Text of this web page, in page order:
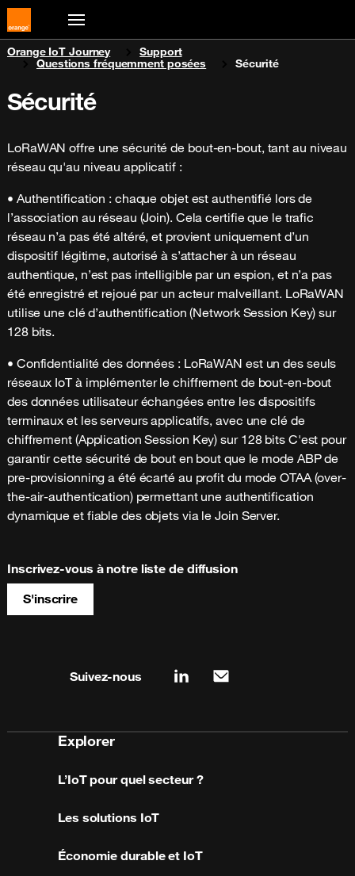
You are here:
Orange IoT Journey
Support
Questions fréquemment posées
Sécurité
Sécurité
LoRaWAN offre une sécurité de bout-en-bout, tant au niveau
réseau qu'au niveau applicatif :
• Authentification : chaque objet est authentifié lors de
l’association au réseau (Join). Cela certifie que le trafic
réseau n’a pas été altéré, et provient uniquement d’un
dispositif légitime, autorisé à s’attacher à un réseau
authentique, n’est pas intelligible par un espion, et n’a pas
été enregistré et rejoué par un acteur malveillant. LoRaWAN
utilise une clé d’authentification (Network Session Key) sur
128 bits.
• Confidentialité des données : LoRaWAN est un des seuls
réseaux IoT à implémenter le chiffrement de bout-en-bout
des données utilisateur échangées entre les dispositifs
terminaux et les serveurs applicatifs, avec une clé de
chiffrement (Application Session Key) sur 128 bits C'est pour
garantir cette sécurité de bout en bout que le mode ABP de
pre-provisionning a été écarté au profit du mode OTAA (over-
the-air-authentication) permettant une authentification
dynamique et fiable des objets via le Join Server.
Inscrivez-vous à notre liste de diffusion
S'inscrire
Suivez-nous linkedinmail
Explorer
L’IoT pour quel secteur ?
Les solutions IoT
Économie durable et IoT